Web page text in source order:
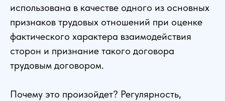
использована в качестве одного из основных
признаков трудовых отношений при оценке
фактического характера взаимодействия
сторон и признание такого договора
трудовым договором.
Почему это произойдет? Регулярность,